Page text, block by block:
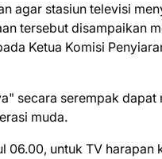
agar stasiun televisi
tersebut disampaikan
Ketua Komisi
secara serempak dapat
muda.
06.00, untuk TV harapan